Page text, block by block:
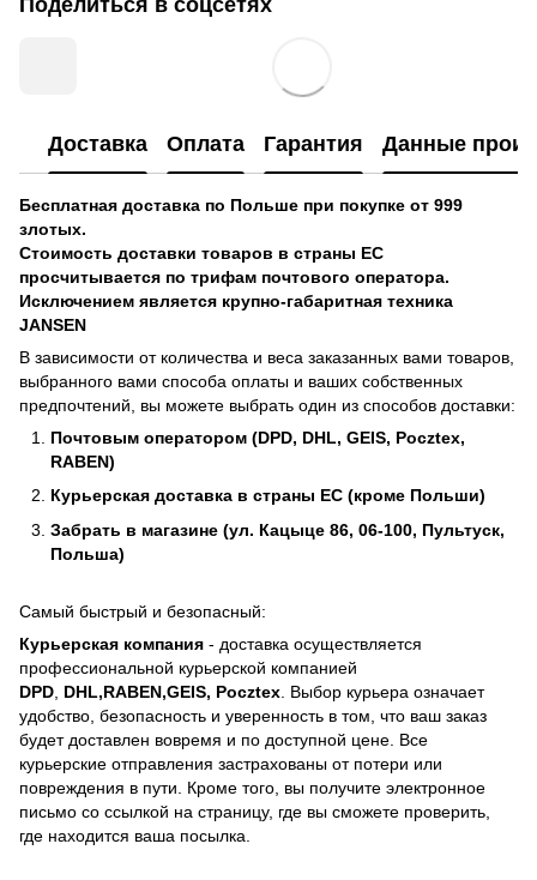
Доставка Оплата Гарантия Данные
Бесплатная доставка по Польше при покупке от 999
злотых.
Стоимость доставки товаров в страны ЕС
просчитывается по трифам почтового оператора.
Исключением является крупно-габаритная техника
JANSEN
В зависимости от количества и веса заказанных вами товаров,
выбранного вами способа оплаты и ваших собственных
предпочтений, вы можете выбрать один из способов доставки:
Почтовым оператором (DPD, DHL, GEIS, Pocztex,
RABEN)
Курьерская доставка в страны ЕС (кроме Польши)
Забрать в магазине (ул. Кацыце 86, 06-100, Пультуск,
Польша)
Самый быстрый и безопасный:
Курьерская компания - доставка осуществляется
профессиональной курьерской компанией
DPD DHL,RABEN,GEIS, Pocztex . Выбор курьера означает
удобство, безопасность и уверенность в том, что ваш заказ
будет доставлен вовремя и по доступной цене. Все
курьерские отправления застрахованы от потери или
повреждения в пути. Кроме того, вы получите электронное
письмо со ссылкой на страницу, где вы сможете проверить,
где находится ваша посылка.